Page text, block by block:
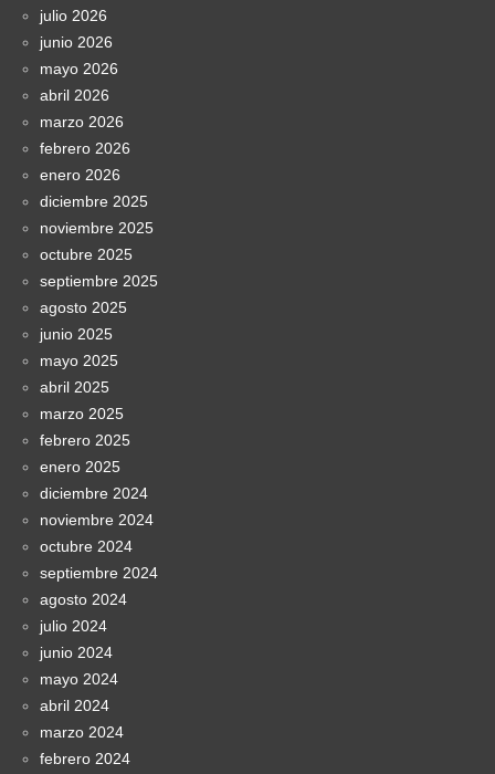
julio 2026
junio 2026
mayo 2026
abril 2026
marzo 2026
febrero 2026
enero 2026
diciembre 2025
noviembre 2025
octubre 2025
septiembre 2025
agosto 2025
junio 2025
mayo 2025
abril 2025
marzo 2025
febrero 2025
enero 2025
diciembre 2024
noviembre 2024
octubre 2024
septiembre 2024
agosto 2024
julio 2024
junio 2024
mayo 2024
abril 2024
marzo 2024
febrero 2024